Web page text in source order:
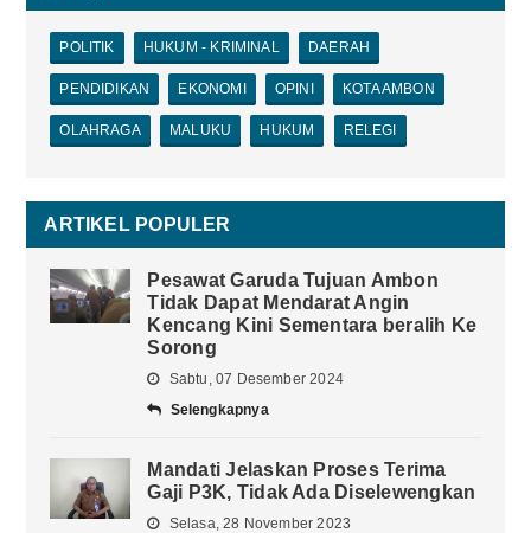
POLITIK HUKUM - KRIMINAL DAERAH
PENDIDIKAN EKONOMI OPINI KOTA AMBON
OLAHRAGA MALUKU HUKUM RELEGI
ARTIKEL POPULER
Pesawat Garuda Tujuan Ambon
Tidak Dapat Mendarat Angin
Kencang Kini Sementara beralih Ke
Sorong
Sabtu, 07 Desember 2024
Selengkapnya
Mandati Jelaskan Proses Terima
Gaji P3K, Tidak Ada Diselewengkan
Selasa, 28 November 2023